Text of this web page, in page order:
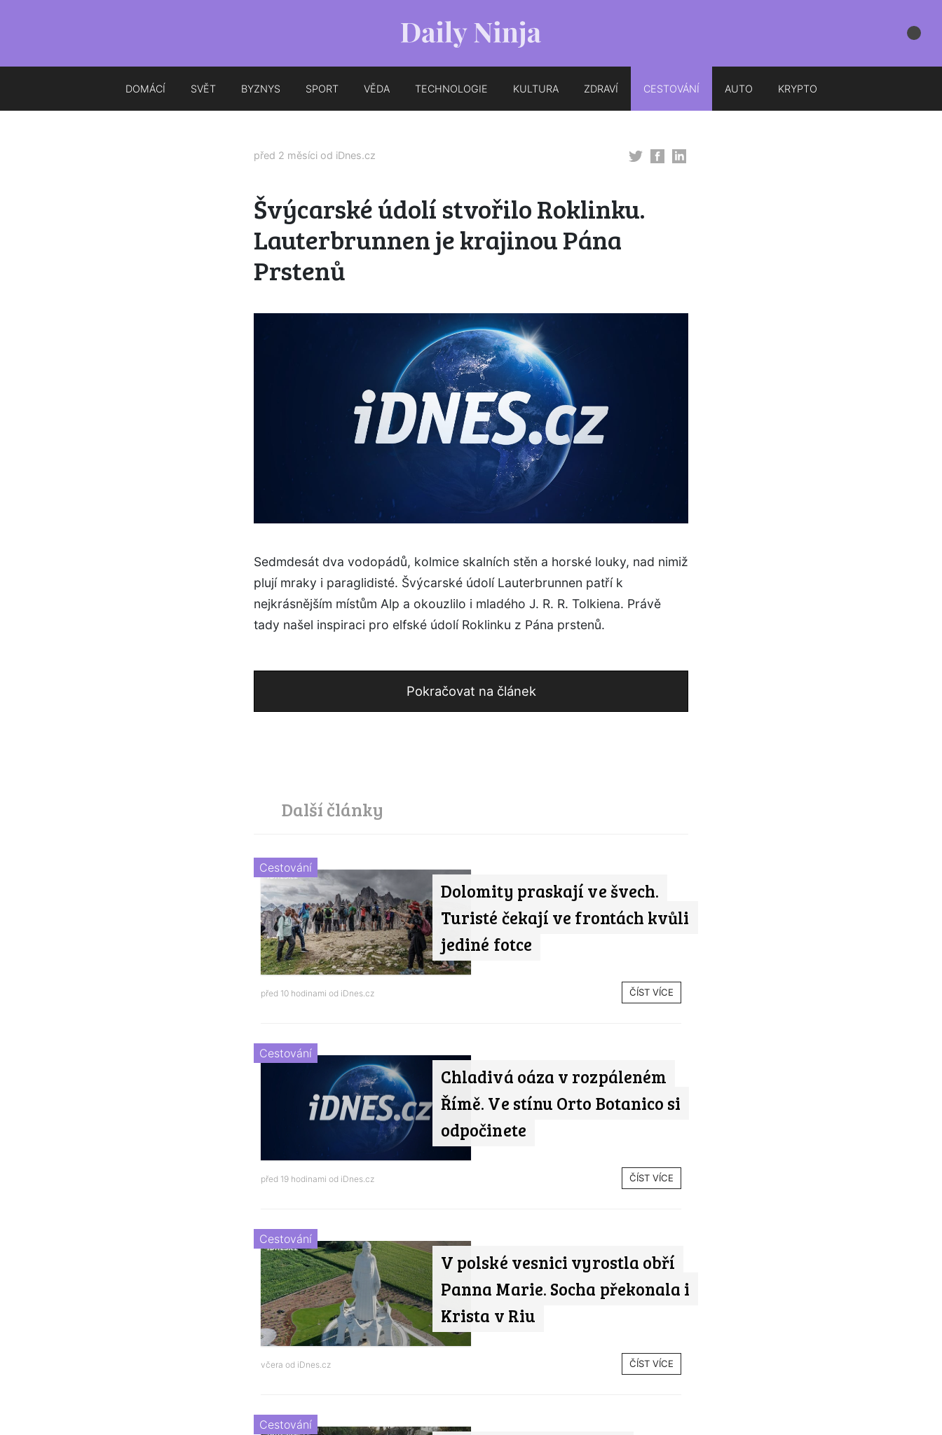
DOMÁCÍ SVĚT BYZNYS SPORT VĚDA TECHNOLOGIE KULTURA ZDRAVÍ CESTOVÁNÍ AUTO KRYPTO
před 2 měsíci od iDnes.cz
Švýcarské údolí stvořilo Roklinku.
Lauterbrunnen je krajinou Pána
Prstenů
Sedmdesát dva vodopádů, kolmice skalních stěn a horské louky, nad nimiž
plují mraky i paraglidisté. Švýcarské údolí Lauterbrunnen patří k
nejkrásnějším místům Alp a okouzlilo i mladého J. R. R. Tolkiena. Právě
tady našel inspiraci pro elfské údolí Roklinku z Pána prstenů.
Pokračovat na článek
Další články
Dolomity praskají ve švech.
Turisté čekají ve frontách kvůli
jediné fotce
Cestování
před 10 hodinami od iDnes.cz ČÍST VÍCE
Chladivá oáza v rozpáleném
Římě. Ve stínu Orto Botanico si
odpočinete
Cestování
před 19 hodinami od iDnes.cz ČÍST VÍCE
V polské vesnici vyrostla obří
Panna Marie. Socha překonala i
Krista v Riu
Cestování
včera od iDnes.cz ČÍST VÍCE
Cestování